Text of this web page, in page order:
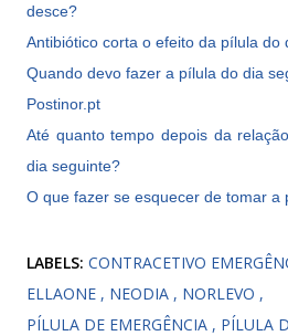
desce?
Antibiótico corta o efeito da pílula do
Quando devo fazer a pílula do dia
Postinor.pt
Até quanto tempo depois da
dia seguinte?
O que fazer se esquecer de tomar a
LABELS: CONTRACETIVO
ELLAONE
NEODIA
NORLEVO
PÍLULA DE EMERGÊNCIA
PÍLULA